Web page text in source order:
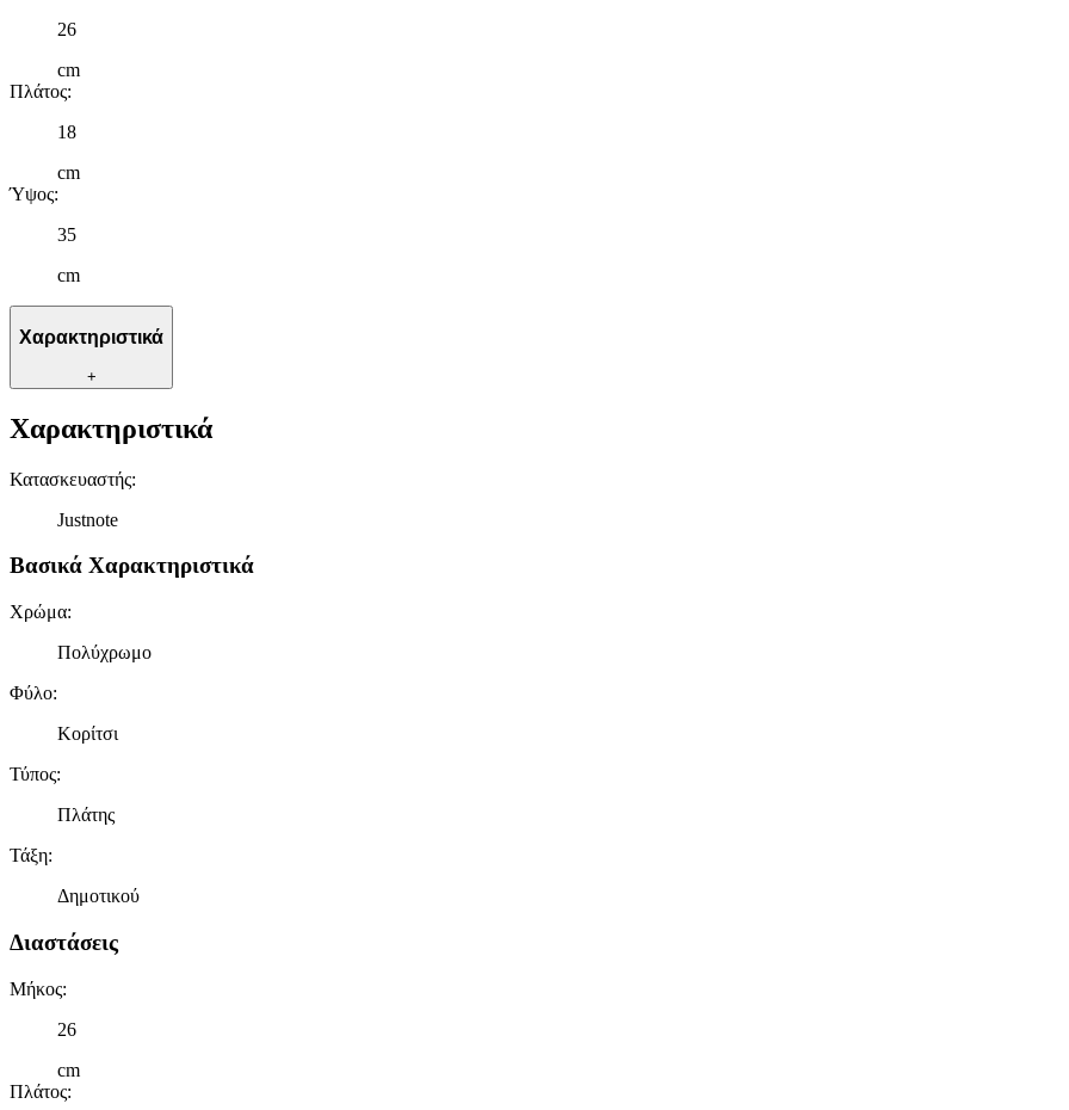
26
cm
Πλάτος:
18
cm
Ύψος:
35
cm
Χαρακτηριστικά
+
Χαρακτηριστικά
Κατασκευαστής:
Justnote
Βασικά Χαρακτηριστικά
Χρώμα:
Πολύχρωμο
Φύλο:
Κορίτσι
Τύπος:
Πλάτης
Τάξη:
Δημοτικού
Διαστάσεις
Μήκος:
26
cm
Πλάτος: